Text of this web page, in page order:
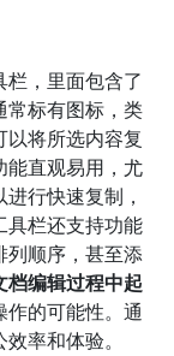
，里面包含了
常标有图标，类
将所选内容复
能直观易用，尤
行快速复制，
具栏还支持功能
列顺序，甚至添
档编辑过程中起
作的可能性。通
率和体验。